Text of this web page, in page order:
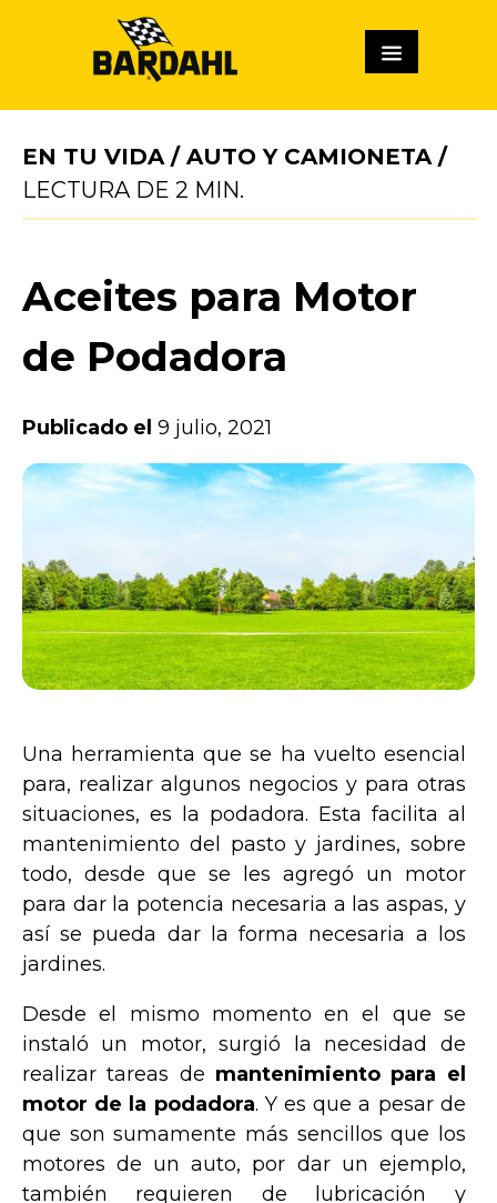
EN TU VIDA/ AUTO Y CAMIONETA/
LECTURA DE 2 MIN.
Aceites para Motor
de Podadora
Publicado el 9 julio, 2021
Una herramienta que se ha vuelto esencial
para, realizar algunos negocios y para otras
situaciones, es la podadora. Esta facilita al
mantenimiento del pasto y jardines, sobre
todo, desde que se les agregó un motor
para dar la potencia necesaria a las aspas, y
así se pueda dar la forma necesaria a los
jardines.
Desde el mismo momento en el que se
instaló un motor, surgió la necesidad de
realizar tareas de mantenimiento para el
motor de la podadora. Y es que a pesar de
que son sumamente más sencillos que los
motores de un auto, por dar un ejemplo,
también requieren de lubricación y